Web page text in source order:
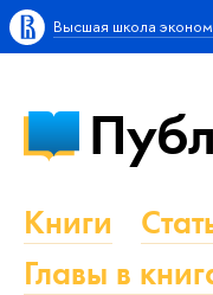
Высшая школа
Книги
Главы в